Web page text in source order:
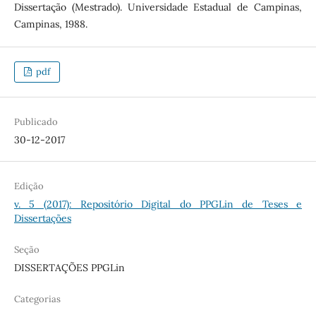
Dissertação (Mestrado). Universidade Estadual de Campinas,
Campinas, 1988.
pdf
Publicado
30-12-2017
Edição
v. 5 (2017): Repositório Digital do PPGLin de Teses e
Dissertações
Seção
DISSERTAÇÕES PPGLin
Categorias